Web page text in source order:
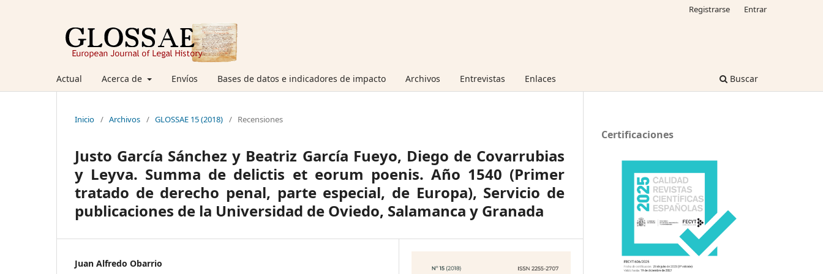
Actual Acerca de Envíos Bases de datos e indicadores de impacto Archivos Entrevistas Enlaces Buscar
Registrarse Entrar
Inicio / Archivos / GLOSSAE 15 (2018) / Recensiones
Justo García Sánchez y Beatriz García Fueyo, Diego de Covarrubias
y Leyva. Summa de delictis et eorum poenis. Año 1540 (Primer
tratado de derecho penal, parte especial, de Europa), Servicio de
publicaciones de la Universidad de Oviedo, Salamanca y Granada
Juan Alfredo Obarrio
Certificaciones